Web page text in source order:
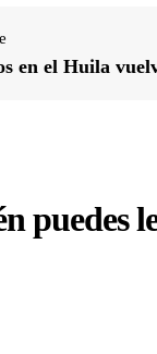
en el Huila
puedes